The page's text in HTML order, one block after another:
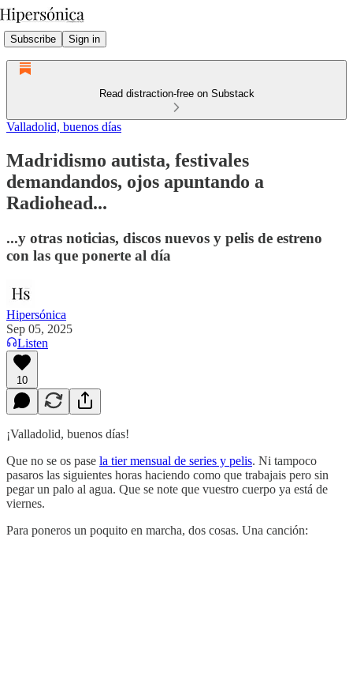
Subscribe Sign in
Read distraction-free on Substack
Valladolid, buenos días
Madridismo autista, festivales
demandandos, ojos apuntando a
Radiohead...
...y otras noticias, discos nuevos y pelis de estreno
con las que ponerte al día
Hipersónica
Sep 05, 2025
Listen
10
¡Valladolid, buenos días!
Que no se os pase la tier mensual de series y pelis. Ni tampoco
pasaros las siguientes horas haciendo como que trabajais pero sin
pegar un palo al agua. Que se note que vuestro cuerpo ya está de
viernes.
Para poneros un poquito en marcha, dos cosas. Una canción: